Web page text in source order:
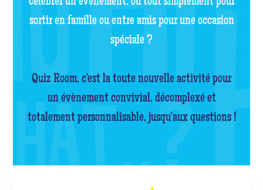
sortir en famille ou entre amis pour une occasion
spéciale ?
Quiz Room, c’est la toute nouvelle activité pour
un évènement convivial, décomplexé et
totalement personnalisable, jusqu’aux questions !